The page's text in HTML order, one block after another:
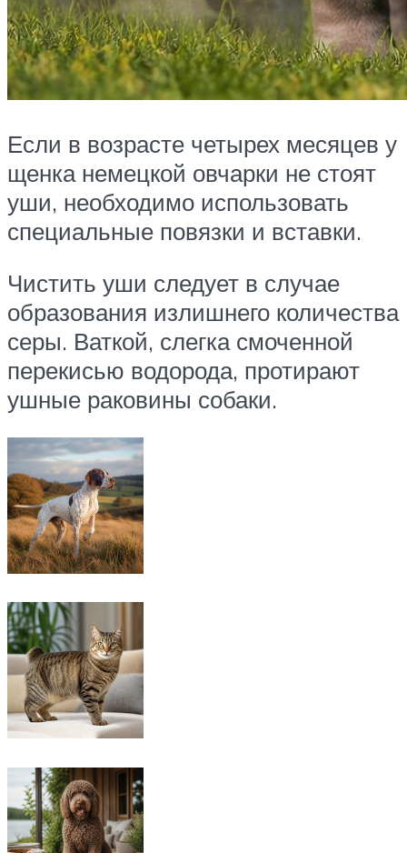
Если в возрасте четырех месяцев у
щенка немецкой овчарки не стоят
уши, необходимо использовать
специальные повязки и вставки.
Чистить уши следует в случае
образования излишнего количества
серы. Ваткой, слегка смоченной
перекисью водорода, протирают
ушные раковины собаки.